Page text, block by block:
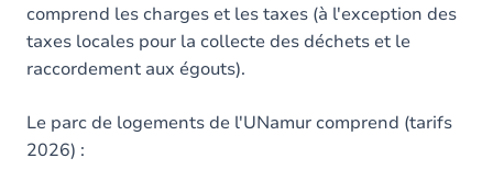
comprend les charges et les taxes (à l'exception des
taxes locales pour la collecte des déchets et le
raccordement aux égouts).
Le parc de logements de l'UNamur comprend (tarifs
2026) :